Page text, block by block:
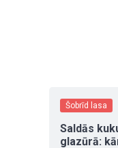
Šobrīd lasa
Saldās
glazūrā: